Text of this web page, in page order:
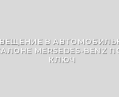
В
MERSEDES-BENZ
КЛЮЧ